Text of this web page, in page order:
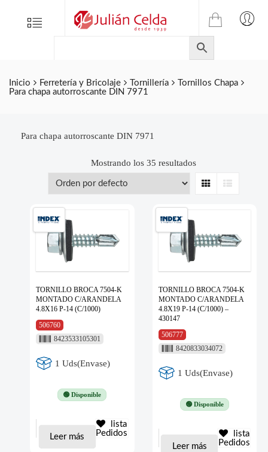
Menu
TIENDA
ONLINE
DE
JULIAN
CELDA
Inicio Ferretería y Bricolaje Tornillería
Tornillos Chapa
Para chapa autorroscante DIN 7971
Para chapa autorroscante DIN 7971
Mostrando los 35 resultados
Grid List
TORNILLO BROCA 7504-K
MONTADO C/ARANDELA
4.8X16 P-14 (C/1000)
506760
8423533105301
1 Uds(Envase)
🟢 Disponible
Leer más
lista
Pedidos
TORNILLO BROCA 7504-K
MONTADO C/ARANDELA
4.8X19 P-14 (C/1000) –
430147
506777
8420833034072
1 Uds(Envase)
🟢 Disponible
Leer más
lista
Pedidos
Folletos
Contacto